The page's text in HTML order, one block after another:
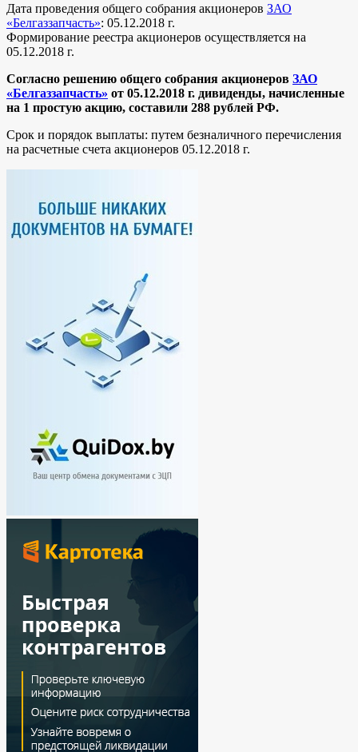
Дата проведения общего собрания акционеров ЗАО
«Белгаззапчасть»: 05.12.2018 г.
Формирование реестра акционеров осуществляется на
05.12.2018 г.
Согласно решению общего собрания акционеров ЗАО
«Белгаззапчасть» от 05.12.2018 г. дивиденды, начисленные
на 1 простую акцию, составили 288 рублей РФ.
Срок и порядок выплаты: путем безналичного перечисления
на расчетные счета акционеров 05.12.2018 г.